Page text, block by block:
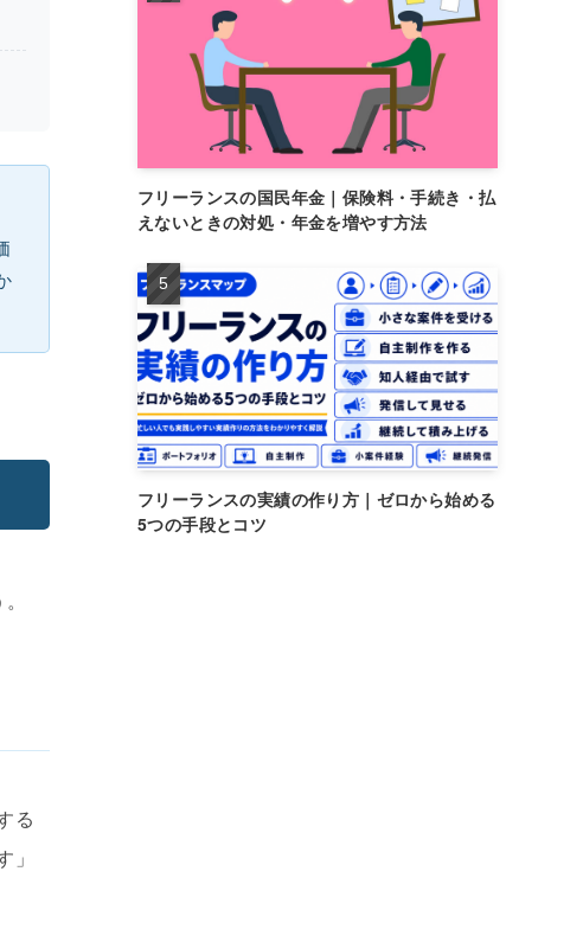
る
」
フリーランスの国民年金｜保険料・手続き・払
えないときの対処・年金を増やす方法
フリーランスの実績の作り方｜ゼロから始める
5つの手段とコツ